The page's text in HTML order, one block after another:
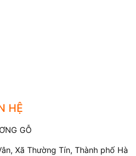
HỆ
GỖ
Xã Thường Tín, Thành phố Hà